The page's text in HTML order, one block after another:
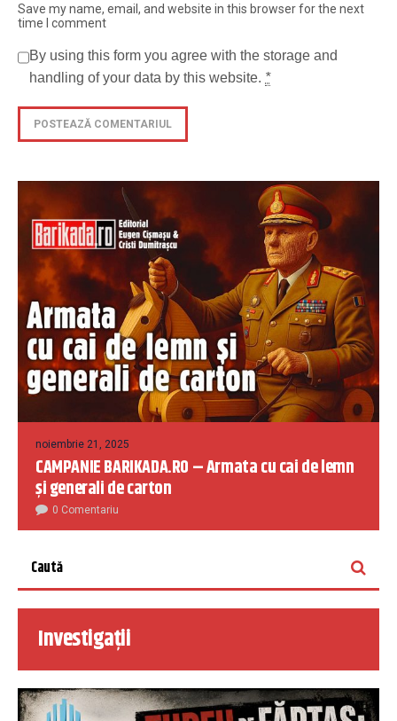
Save my name, email, and website in this browser for the next
time I comment
By using this form you agree with the storage and
handling of your data by this website. *
noiembrie 21, 2025
CAMPANIE BARIKADA.RO – Armata cu cai de lemn
și generali de carton
0 Comentariu
Investigații